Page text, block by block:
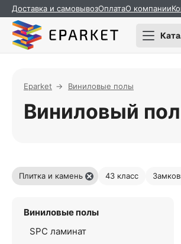
Доставка и самовывозОплатаО компании
Eparket Виниловые полы
Виниловый
Плитка и камень 43 класс
Виниловые полы
SPC ламинат